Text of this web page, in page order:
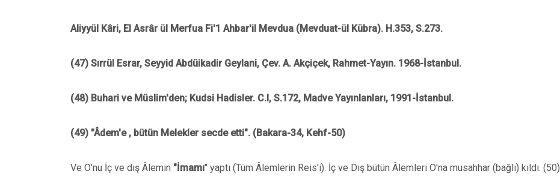
Aliyyül Kâri, El Asrâr ül Merfua Fi'1 Ahbar'il Mevdua (Mevduat-ül Kübra). H.353, S.273.
(47) Sırrül Esrar, Seyyid Abdüikadir GeyIani, Çev. A. Akçiçek, Rahmet-Yayın. 1968-İstanbul.
(48) Buhari ve Müslim'den; Kudsi Hadisler. C.l, S.172, Madve Yayınlanları, 1991-İstanbul.
(49) "Âdem'e , bütün Melekler secde etti". (Bakara-34, Kehf-50)
Ve O'nu İç ve dış Âlemin "İmamı" yaptı (Tüm Âlemlerin Reis'i). İç ve Dış bütün Âlemleri O'na musahhar (bağlı) kıldı. (50)